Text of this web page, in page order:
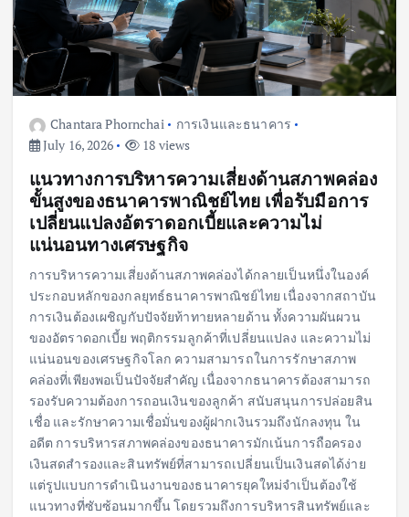
Chantara Phornchai
การเงินและธนาคาร
July 16, 2026
18 views
แนวทางการบริหารความเสี่ยงด้านสภาพคล่อง
ขั้นสูงของธนาคารพาณิชย์ไทย เพื่อรับมือการ
เปลี่ยนแปลงอัตราดอกเบี้ยและความไม่
แน่นอนทางเศรษฐกิจ
การบริหารความเสี่ยงด้านสภาพคล่องได้กลายเป็นหนึ่งในองค์
ประกอบหลักของกลยุทธ์ธนาคารพาณิชย์ไทย เนื่องจากสถาบัน
การเงินต้องเผชิญกับปัจจัยท้าทายหลายด้าน ทั้งความผันผวน
ของอัตราดอกเบี้ย พฤติกรรมลูกค้าที่เปลี่ยนแปลง และความไม่
แน่นอนของเศรษฐกิจโลก ความสามารถในการรักษาสภาพ
คล่องที่เพียงพอเป็นปัจจัยสำคัญ เนื่องจากธนาคารต้องสามารถ
รองรับความต้องการถอนเงินของลูกค้า สนับสนุนการปล่อยสิน
เชื่อ และรักษาความเชื่อมั่นของผู้ฝากเงินรวมถึงนักลงทุน ใน
อดีต การบริหารสภาพคล่องของธนาคารมักเน้นการถือครอง
เงินสดสำรองและสินทรัพย์ที่สามารถเปลี่ยนเป็นเงินสดได้ง่าย
แต่รูปแบบการดำเนินงานของธนาคารยุคใหม่จำเป็นต้องใช้
แนวทางที่ซับซ้อนมากขึ้น โดยรวมถึงการบริหารสินทรัพย์และ